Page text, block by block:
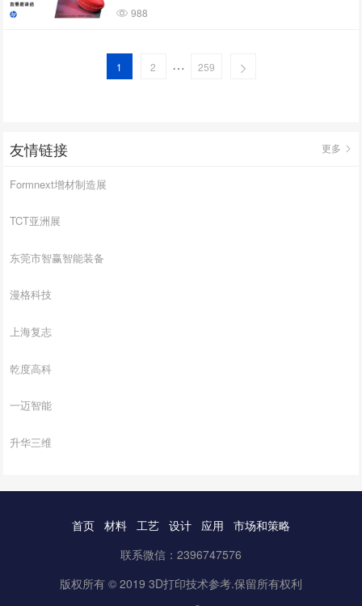
988
1 2 … 259
友情链接 更多
Formnext增材制造展
TCT亚洲展
东莞市智赢智能装备
漫格科技
上海复志
乾度高科
一迈智能
升华三维
首页 材料 工艺 设计 应用
市场和策略
联系微信：2396747576
版权所有 © 2019 3D打印技术参考.保留所有权利